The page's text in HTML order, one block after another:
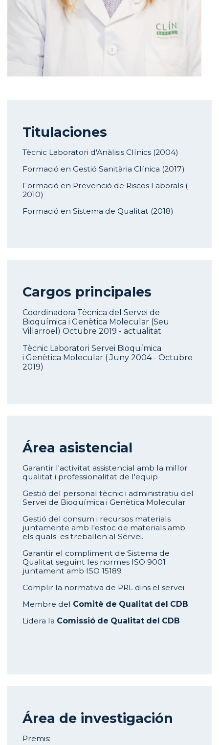
Titulaciones
Tècnic Laboratori d'Anàlisis Clínics (2004)
Formació en Gestió Sanitària Clínica (2017)
Formació en Prevenció de Riscos Laborals (
2010)
Formació en Sistema de Qualitat (2018)
Cargos principales
Coordinadora Tècnica del Servei de
Bioquímica i Genètica Molecular (Seu
Villarroel) Octubre 2019 - actualitat
Tècnic Laboratori Servei Bioquímica
i Genètica Molecular ( Juny 2004 - Octubre
2019)
Área asistencial
Garantir l'activitat assistencial amb la millor
qualitat i professionalitat de l'equip
Gestió del personal tècnic i administratiu del
Servei de Bioquímica i Genètica Molecular
Gestió del consum i recursos materials
juntamente amb l'estoc de materials amb
els quals es treballen al Servei.
Garantir el compliment de Sistema de
Qualitat seguint les normes ISO 9001
juntament amb ISO 15189
Complir la normativa de PRL dins el servei
Membre del Comitè de Qualitat del CDB
Lidera la Comissió de Qualitat del CDB
Área de investigación
Premis: